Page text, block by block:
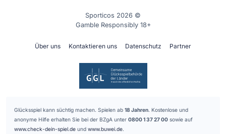
Sporticos 2026 ©
Gamble Responsibly 18+
Über uns Kontaktieren uns Datenschutz Partner
Glücksspiel kann süchtig machen. Spielen ab 18 Jahren. Kostenlose und
anonyme Hilfe erhalten Sie bei der BZgA unter 0800 1 37 27 00 sowie auf
www.check-dein-spiel.de und www.buwei.de.